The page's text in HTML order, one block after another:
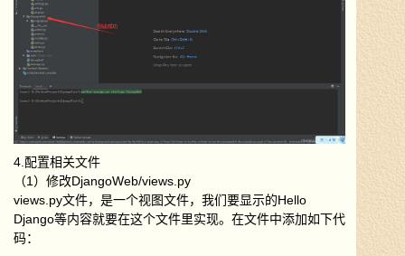
4.配置相关文件
（1）修改DjangoWeb/views.py
views.py文件，是一个视图文件，我们要显示的Hello
Django等内容就要在这个文件里实现。在文件中添加如下代
码：